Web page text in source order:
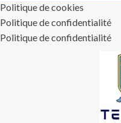
Politique de cookies
Politique de confidentialité
Politique de confidentialité